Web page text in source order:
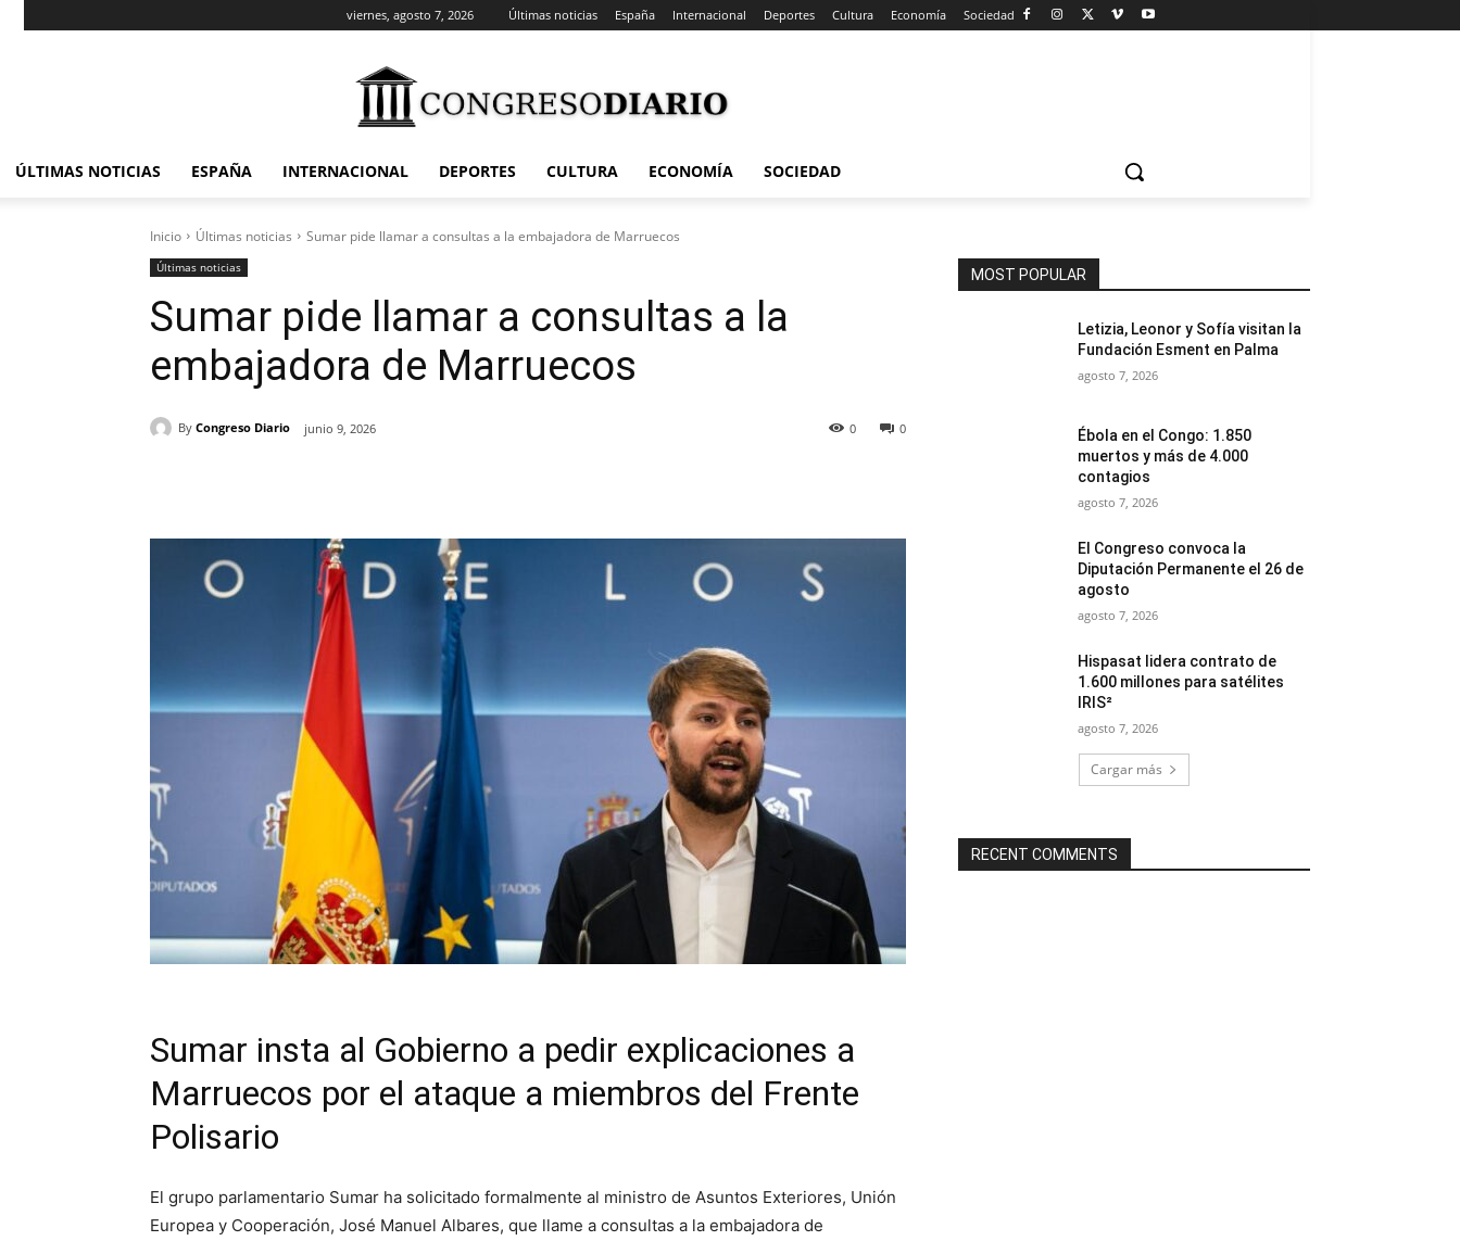
viernes, agosto 7, 2026 Últimas noticias España Internacional Deportes Cultura Economía Sociedad
ÚLTIMAS NOTICIAS ESPAÑA INTERNACIONAL DEPORTES CULTURA ECONOMÍA SOCIEDAD
Inicio Últimas noticias Sumar pide llamar a consultas a la embajadora de Marruecos
Últimas noticias
Sumar pide llamar a consultas a la
embajadora de Marruecos
By Congreso Diario junio 9, 2026 0
0
Sumar insta al Gobierno a pedir explicaciones a
Marruecos por el ataque a miembros del Frente
Polisario
El grupo parlamentario Sumar ha solicitado formalmente al ministro de Asuntos Exteriores, Unión
Europea y Cooperación, José Manuel Albares, que llame a consultas a la embajadora de
MOST POPULAR
Letizia, Leonor y Sofía visitan la
Fundación Esment en Palma
agosto 7, 2026
Ébola en el Congo: 1.850
muertos y más de 4.000
contagios
agosto 7, 2026
El Congreso convoca la
Diputación Permanente el 26 de
agosto
agosto 7, 2026
Hispasat lidera contrato de
1.600 millones para satélites
IRIS²
agosto 7, 2026
Cargar más
RECENT COMMENTS